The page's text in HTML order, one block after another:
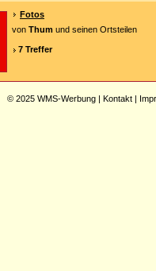
Fotos
von Thum und seinen Ortsteilen
7 Treffer
© 2025 WMS-Werbung | Kontakt |